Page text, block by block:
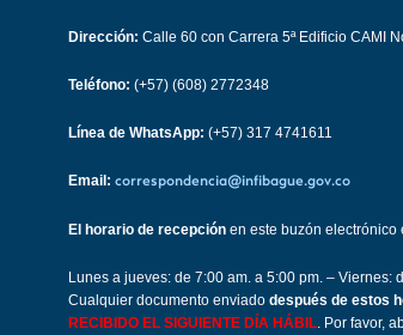
Dirección: Calle 60 con Carrera 5ª Edificio CAMI
Teléfono: (+57) (608) 2772348
Línea de WhatsApp: (+57) 317 4741611
Email: correspondencia@infibague.gov.co
El horario de recepción en este buzón electrónico
Lunes a jueves: de 7:00 am. a 5:00 pm. – Viernes:
Cualquier documento enviado después de estos
RECIBIDO EL SIGUIENTE DÍA HÁBIL. Por favor,